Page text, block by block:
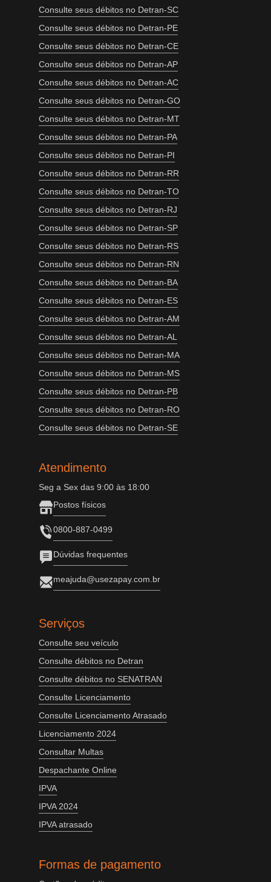
Consulte seus débitos no Detran-SC
Consulte seus débitos no Detran-PE
Consulte seus débitos no Detran-CE
Consulte seus débitos no Detran-AP
Consulte seus débitos no Detran-AC
Consulte seus débitos no Detran-GO
Consulte seus débitos no Detran-MT
Consulte seus débitos no Detran-PA
Consulte seus débitos no Detran-PI
Consulte seus débitos no Detran-RR
Consulte seus débitos no Detran-TO
Consulte seus débitos no Detran-RJ
Consulte seus débitos no Detran-SP
Consulte seus débitos no Detran-RS
Consulte seus débitos no Detran-RN
Consulte seus débitos no Detran-BA
Consulte seus débitos no Detran-ES
Consulte seus débitos no Detran-AM
Consulte seus débitos no Detran-AL
Consulte seus débitos no Detran-MA
Consulte seus débitos no Detran-MS
Consulte seus débitos no Detran-PB
Consulte seus débitos no Detran-RO
Consulte seus débitos no Detran-SE
Atendimento
Seg a Sex das 9:00 às 18:00
Postos físicos
0800-887-0499
Dúvidas frequentes
meajuda@usezapay.com.br
Serviços
Consulte seu veículo
Consulte débitos no Detran
Consulte débitos no SENATRAN
Consulte Licenciamento
Consulte Licenciamento Atrasado
Licenciamento 2024
Consultar Multas
Despachante Online
IPVA
IPVA 2024
IPVA atrasado
Formas de pagamento